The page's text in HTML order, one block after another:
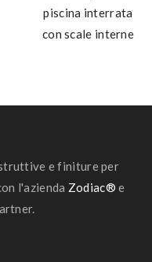
e finiture per
l'azienda Zodiac® e